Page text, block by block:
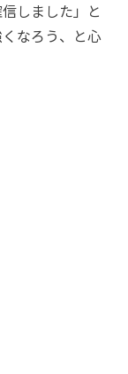
しました」と
なろう、と心